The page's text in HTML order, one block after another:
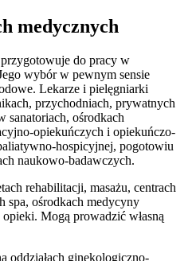
medycznych
do pracy w
wybór w pewnym sensie
Lekarze i pielęgniarki
przychodniach, prywatnych
sanatoriach, ośrodkach
opiekuńczych i opiekuńczo-
hospicyjnej, pogotowiu
naukowo-badawczych.
rehabilitacji, masażu, centrach
spa, ośrodkach medycyny
Mogą prowadzić własną
oddziałach ginekologiczno-